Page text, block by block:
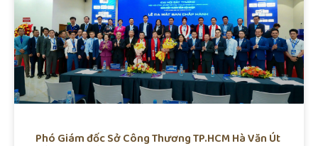
Phó Giám đốc Sở Công Thương TP.HCM Hà Văn Út